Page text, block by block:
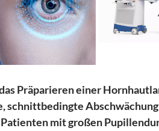
Präparieren einer
schnittbedingte
mit großen